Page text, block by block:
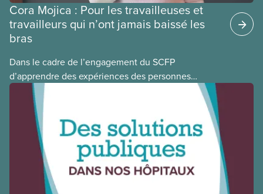
Cora Mojica : Pour les travailleuses et
travailleurs qui n’ont jamais baissé les
bras
Dans le cadre de l’engagement du SCFP
d’apprendre des expériences des personnes
autochtones, noires et racisées, et de célébrer
leurs réussites, nous vous présentons des membres
du Comité national pour la justice raciale et du
Conseil national des Autochtones. L’article de ce
mois-ci présente Cora Mojica, membre du Comité
national pour la justice raciale.